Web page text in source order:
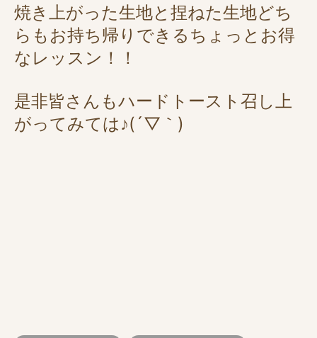
焼き上がった生地と捏ねた生地どち
らもお持ち帰りできるちょっとお得
なレッスン！！
是非皆さんもハードトースト召し上
がってみては♪(´▽｀)